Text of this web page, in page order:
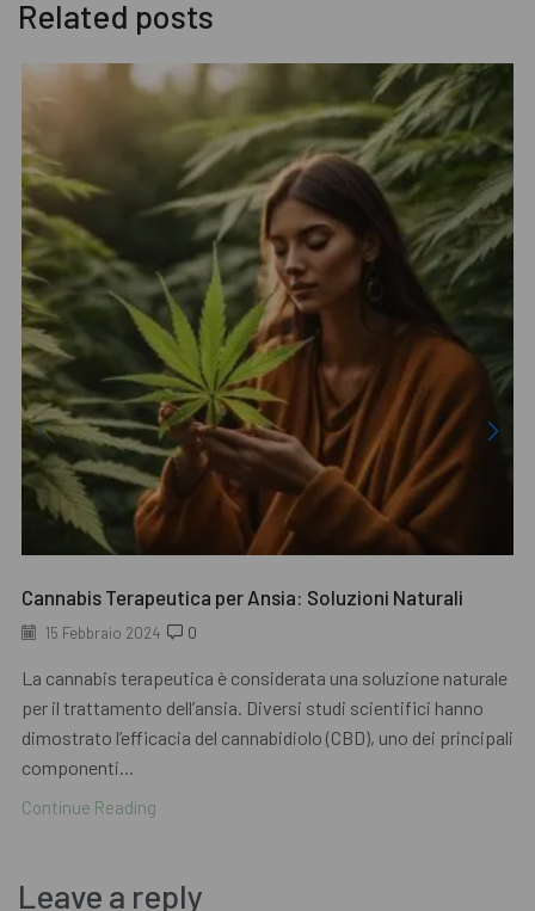
Related posts
Cannabis Terapeutica per Ansia: Soluzioni Naturali
15 Febbraio 2024 0
La cannabis terapeutica è considerata una soluzione naturale
per il trattamento dell’ansia. Diversi studi scientifici hanno
dimostrato l’efficacia del cannabidiolo (CBD), uno dei principali
componenti...
Continue Reading
Leave a reply